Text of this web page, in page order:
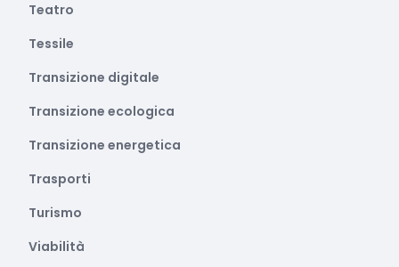
Teatro
Tessile
Transizione digitale
Transizione ecologica
Transizione energetica
Trasporti
Turismo
Viabilità